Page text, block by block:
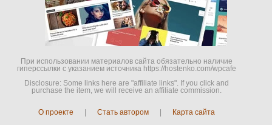
При использовании материалов сайта обязательно наличие
гиперссылки c указанием источника https://hostenko.com/wpcafe
Disclosure: Some links here are "affiliate links". If you click and
purchase the item, we will receive an affiliate commission.
О проекте | Стать автором | Карта сайта